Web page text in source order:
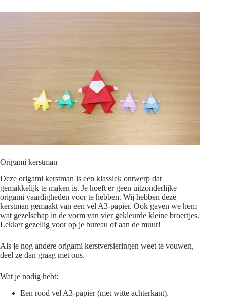
Origami kerstman
Deze origami kerstman is een klassiek ontwerp dat
gemakkelijk te maken is. Je hoeft er geen uitzonderlijke
origami vaardigheden voor te hebben. Wij hebben deze
kerstman gemaakt van een vel A3-papier. Ook gaven we hem
wat gezelschap in de vorm van vier gekleurde kleine broertjes.
Lekker gezellig voor op je bureau of aan de muur!
Als je nog andere origami kerstversieringen weet te vouwen,
deel ze dan graag met ons.
Wat je nodig hebt:
Een rood vel A3-papier (met witte achterkant).